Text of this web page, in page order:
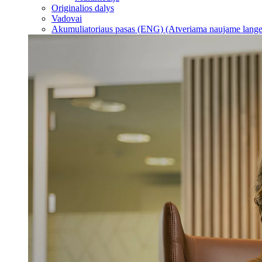
Originalios dalys
Vadovai
Akumuliatoriaus pasas (ENG) (Atveriama naujame